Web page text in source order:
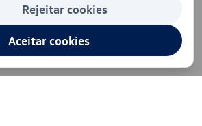
Rejeitar cookies
Aceitar cookies